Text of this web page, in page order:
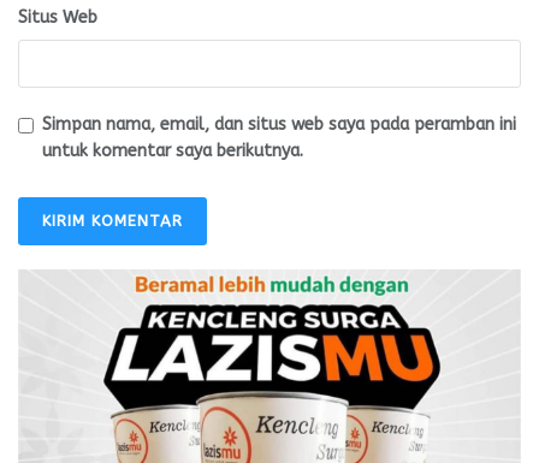
Situs Web
Simpan nama, email, dan situs web saya pada peramban ini
untuk komentar saya berikutnya.